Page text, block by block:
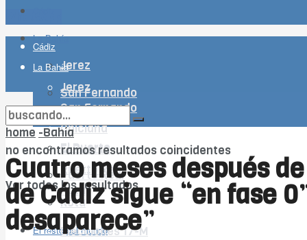
WhatsApp
La Bahía
Jerez
San Fernando
Chiclana
El Puerto
Puerto Real
Rota
El resto del mundo
Cádiz
La Bahía
Jerez
San Fernando
Chiclana
El Puerto
Puerto Real
Rota
El resto del mundo
Elecciones 17-M
no encontramos resultados coincidentes
Ver todos los resultados
home -Bahía
Cuatro meses después
de Cádiz sigue “en fase
desaparece”